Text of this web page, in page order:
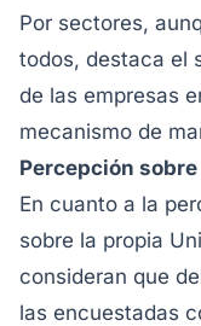
Por sectores,
todos, destaca el
de las empresas
mecanismo de
Percepción
En cuanto a la
sobre la propia
consideran que
las encuestadas